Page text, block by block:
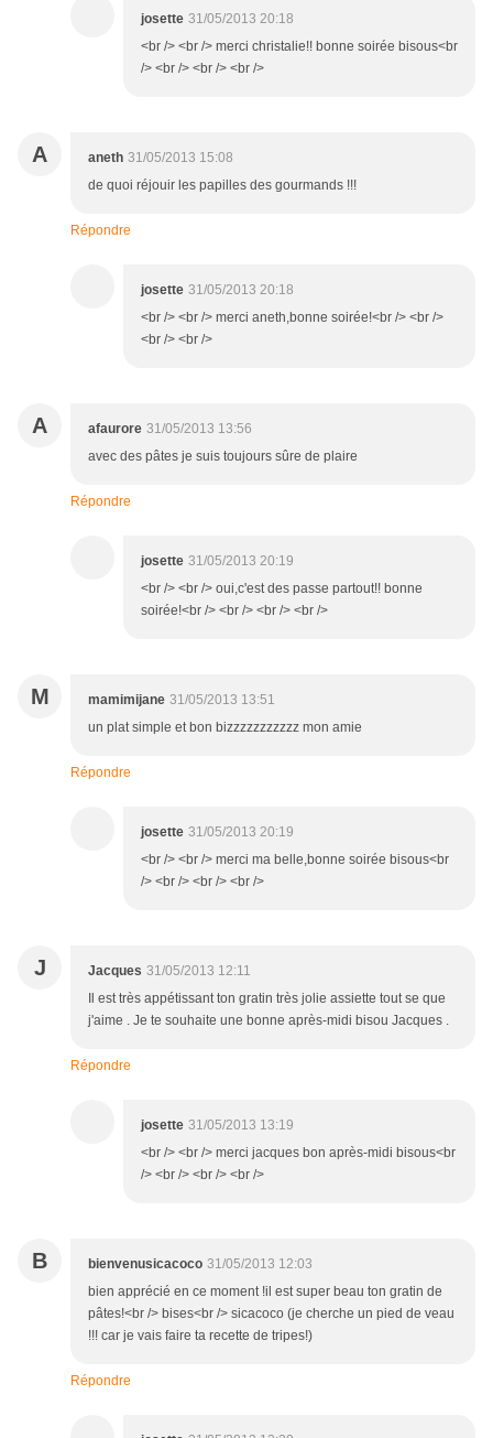
josette 31/05/2013 20:18
<br /> <br /> merci christalie!! bonne soirée bisous<br
/> <br /> <br /> <br />
A aneth 31/05/2013 15:08
de quoi réjouir les papilles des gourmands !!!
Répondre
josette 31/05/2013 20:18
<br /> <br /> merci aneth,bonne soirée!<br /> <br />
<br /> <br />
A afaurore 31/05/2013 13:56
avec des pâtes je suis toujours sûre de plaire
Répondre
josette 31/05/2013 20:19
<br /> <br /> oui,c'est des passe partout!! bonne
soirée!<br /> <br /> <br /> <br />
M mamimijane 31/05/2013 13:51
un plat simple et bon bizzzzzzzzzzz mon amie
Répondre
josette 31/05/2013 20:19
<br /> <br /> merci ma belle,bonne soirée bisous<br
/> <br /> <br /> <br />
J Jacques 31/05/2013 12:11
Il est très appétissant ton gratin très jolie assiette tout se que
j'aime . Je te souhaite une bonne après-midi bisou Jacques .
Répondre
josette 31/05/2013 13:19
<br /> <br /> merci jacques bon après-midi bisous<br
/> <br /> <br /> <br />
B bienvenusicacoco 31/05/2013 12:03
bien apprécié en ce moment !il est super beau ton gratin de
pâtes!<br /> bises<br /> sicacoco (je cherche un pied de veau
!!! car je vais faire ta recette de tripes!)
Répondre